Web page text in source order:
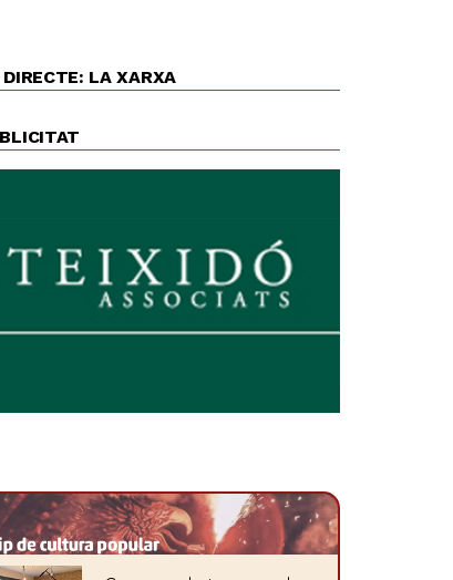
DIRECTE: LA XARXA